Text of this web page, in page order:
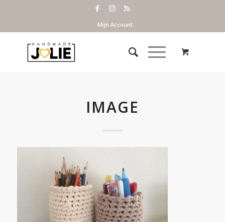
Mijn Account
IMAGE